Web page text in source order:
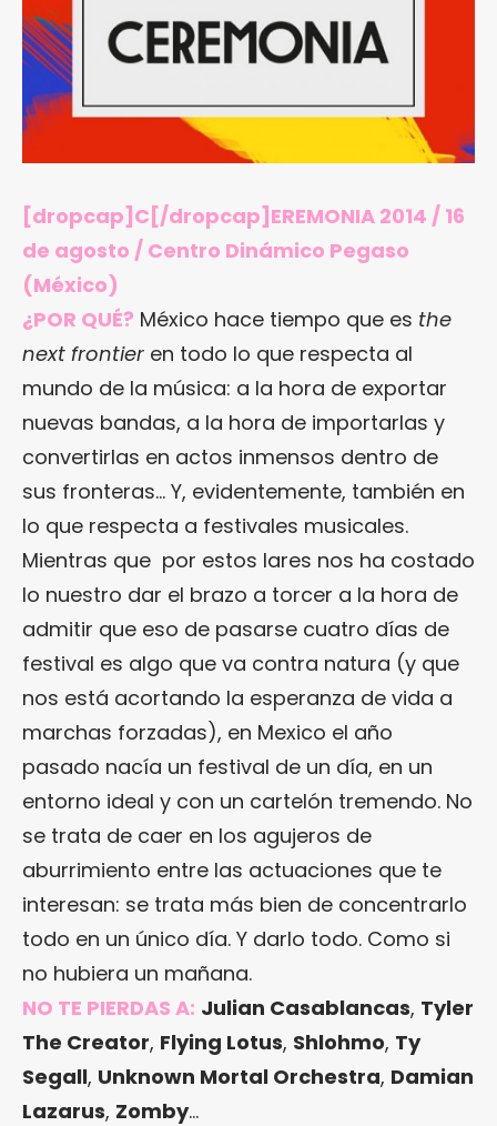
[dropcap]C[/dropcap]EREMONIA 2014 / 16
de agosto / Centro Dinámico Pegaso
(México)
¿POR QUÉ? México hace tiempo que es the
next frontier en todo lo que respecta al
mundo de la música: a la hora de exportar
nuevas bandas, a la hora de importarlas y
convertirlas en actos inmensos dentro de
sus fronteras… Y, evidentemente, también en
lo que respecta a festivales musicales.
Mientras que por estos lares nos ha costado
lo nuestro dar el brazo a torcer a la hora de
admitir que eso de pasarse cuatro días de
festival es algo que va contra natura (y que
nos está acortando la esperanza de vida a
marchas forzadas), en Mexico el año
pasado nacía un festival de un día, en un
entorno ideal y con un cartelón tremendo. No
se trata de caer en los agujeros de
aburrimiento entre las actuaciones que te
interesan: se trata más bien de concentrarlo
todo en un único día. Y darlo todo. Como si
no hubiera un mañana.
NO TE PIERDAS A: Julian Casablancas, Tyler
The Creator, Flying Lotus, Shlohmo, Ty
Segall, Unknown Mortal Orchestra, Damian
Lazarus, Zomby…